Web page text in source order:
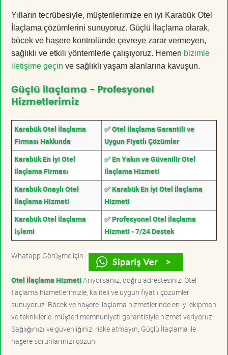
Yılların tecrübesiyle, müşterilerimize en iyi Karabük Otel
İlaçlama çözümlerini sunuyoruz. Güçlü İlaçlama olarak,
böcek ve haşere kontrolünde çevreye zarar vermeyen,
sağlıklı ve etkili yöntemlerle çalışıyoruz. Hemen bizimle
iletişime geçin ve sağlıklı yaşam alanlarına kavuşun.
Güçlü İlaçlama - Profesyonel
Hizmetlerimiz
Karabük Otel İlaçlama
Firması Hakkında
✅ Otel İlaçlama Garantili ve
Uygun Fiyatlı Çözümler
Karabük En İyi Otel
İlaçlama Firması
✅ En Yakın ve Güvenilir Otel
İlaçlama Hizmeti
Karabük Onaylı Otel
İlaçlama Hizmeti
✅ Karabük En İyi Otel İlaçlama
Hizmeti
Karabük Otel İlaçlama
İşlemi
✅ Profesyonel Otel İlaçlama
Hizmeti - 7/24 Destek
Whatapp Görüşme için
Otel İlaçlama HizmetiArıyorsanız, doğru adrestesiniz! Otel
İlaçlama hizmetlerimizle, kaliteli ve uygun fiyatlı çözümler
sunuyoruz. Böcek ve haşere ilaçlama hizmetlerinde en iyi ekipman
ve tekniklerle, müşteri memnuniyeti garantisiyle hizmet veriyoruz.
Sağlığınızı ve güvenliğinizi riske atmayın, Güçlü İlaçlama ile
haşere sorunlarınızı çözün!